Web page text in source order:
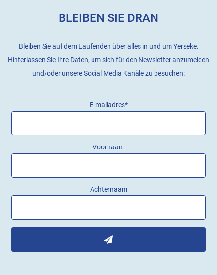
BLEIBEN SIE DRAN
Bleiben Sie auf dem Laufenden über alles in und um Yerseke.
Hinterlassen Sie Ihre Daten, um sich für den Newsletter anzumelden
und/oder unsere Social Media Kanäle zu besuchen:
E-mailadres*
Voornaam
Achternaam